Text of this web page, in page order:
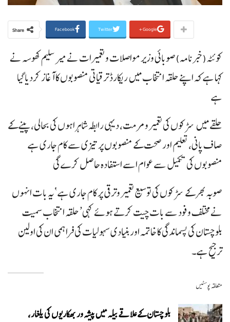
Share Facebook Twitter Google+
کوئٹہ(خبرنامہ)صوبائی وزیر مواصلات و تعمیرات نے میر سلیم کھوسہ نے
کہا ہے کہ اپنے حلقہ انتخاب میں ریکارڈ ترقیاتی منصوبوں کا آغاز کردیاگیا
ہے
حلقے میں سڑکوں کی تعمیر و مرمت، دیہی رابطہ شاہراہوں کی بحالی، پینے کے
صاف پانی، تعلیم اور صحت کے منصوبوں پر تیزی سے کام جاری ہے
منصوبوں کی تکمیل سے عوام اسے استفادہ حاصل کرے گی
صوبہ بھر کے سڑکوں کی توسیع تعمیر وترقی پر کام جاری ہے ‘یہ بات انہوں
نے مختلف وفود سے بات چیت کرتے ہوئے کہی’ حلقہ انتخاب سمیت
بلوچستان کی پسماندگی کا خاتمہ اور بنیادی سہولیات کی فراہمی ان کی اولین
ترجیح ہے۔
متعلقہ پوسٹیں
بلوچستان کے علاقے بیلہ میں پیشہ ور بھکاریوں کی یلغار،